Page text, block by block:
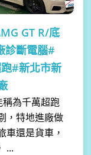
GT R/底
診斷電腦#
#新北市新
稱為千萬超跑
，特地進廠做
車還是貨車，
...